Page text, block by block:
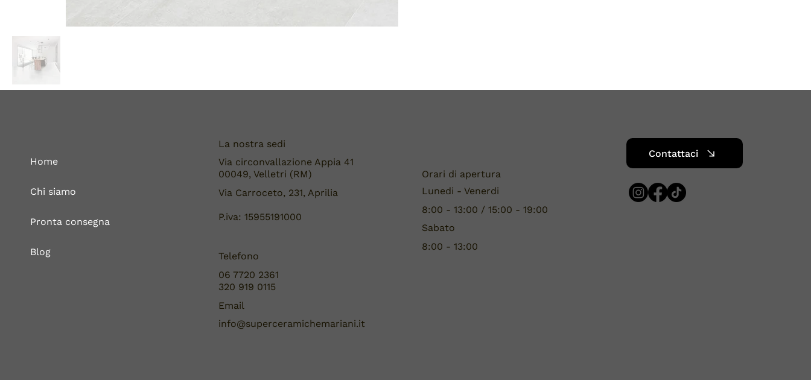
Home
Chi siamo
Pronta consegna
Blog
La nostra sedi
Via circonvallazione Appia 41
00049, Velletri (RM)
Via Carroceto, 231, Aprilia
P.iva: 15955191000
Telefono
06 7720 2361
320 919 0115
Email
info@superceramichemariani.it
Orari di apertura
Lunedi - Venerdi
8:00 - 13:00 / 15:00 - 19:00
Sabato
8:00 - 13:00
Contattaci